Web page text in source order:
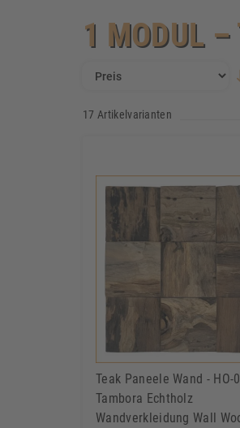
1 MODUL –
17 Artikelvarianten
Teak Paneele Wand - HO-
Tambora Echtholz
Wandverkleidung Wall